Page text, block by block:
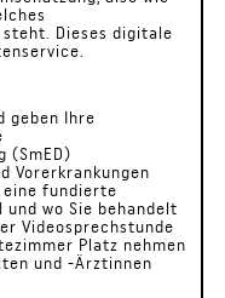
steht. Dieses digitale
geben Ihre
(SmED)
Vorerkrankungen
fundierte
und wo Sie behandelt
Videosprechstunde
Platz nehmen
und -Ärztinnen